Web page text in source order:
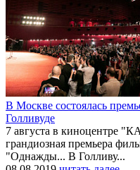
В Москве состоялась
Голливуде
7 августа в киноцентре
грандиозная премьера
"Однажды... В Голливу...